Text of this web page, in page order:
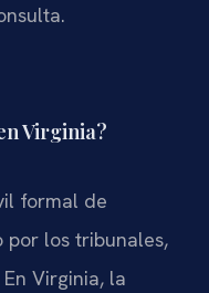
Virginia?
formal de
por los tribunales,
Virginia, la